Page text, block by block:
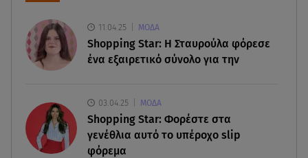
07.08.26 , 21:00
MINI Aceman E: Τα αξεσουάρ για περιπετειώδεις
διαδρομές
Χανιά: Νεκρή βρέθηκε αγνοούμενη - Ξέφυγε από
αστυνομικούς που την εντόπισαν
07.08.26 , 20:18
11.04.25 ΜΟΔΑ
Shopping Star: Η Σταυρούλα φόρεσε
ένα εξαιρετικό σύνολο για την
03.04.25 ΜΟΔΑ
Shopping Star: Φορέστε στα
γενέθλια αυτό το υπέροχο slip
φόρεμα